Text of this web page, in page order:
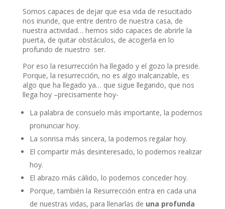
Somos capaces de dejar que esa vida de resucitado
nos inunde, que entre dentro de nuestra casa, de
nuestra actividad… hemos sido capaces de abrirle la
puerta, de quitar obstáculos, de acogerla en lo
profundo de nuestro ser.
Por eso la resurrección ha llegado y el gozo la preside.
Porque, la resurrección, no es algo inalcanzable, es
algo que ha llegado ya… que sigue llegando, que nos
llega hoy –precisamente hoy-
La palabra de consuelo más importante, la podemos
pronunciar hoy.
La sonrisa más sincera, la podemos regalar hoy.
El compartir más desinteresado, lo podemos realizar
hoy.
El abrazo más cálido, lo podemos conceder hoy.
Porque, también la Resurrección entra en cada una
de nuestras vidas, para llenarlas de una profunda